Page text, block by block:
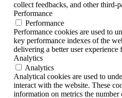
collect feedbacks, and other third-
Performance
Performance
Performance cookies are used to
key performance indexes of the
delivering a better user experience
Analytics
Analytics
Analytical cookies are used to
interact with the website. These
information on metrics the number